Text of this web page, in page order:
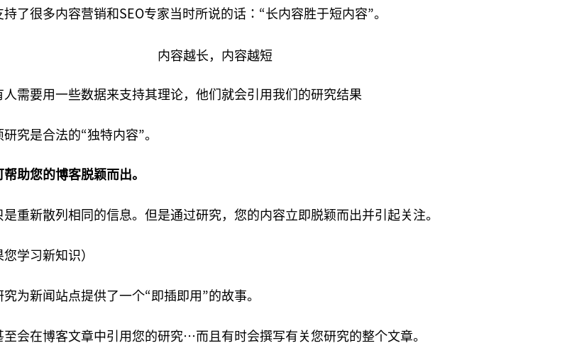
了很多内容营销和SEO专家当时所说的话：“长内容胜于短内容”。
人需要用一些数据来支持其理论，他们就会引用我们的研究结果
研究是合法的“独特内容”。
帮助您的博客脱颖而出。
是重新散列相同的信息。但是通过研究，您的内容立即脱颖而出并引起关注。
您学习新知识）
究为新闻站点提供了一个“即插即用”的故事。
至会在博客文章中引用您的研究…而且有时会撰写有关您研究的整个文章。